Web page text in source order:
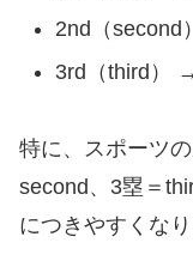
2nd（second
3rd（third）
特に、スポーツ
second、3塁＝
につきやすくなり